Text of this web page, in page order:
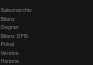
Saisonarchiv
Bilanz
Gegner
Bilanz DFB-
Pokal
Vereins-
Historie